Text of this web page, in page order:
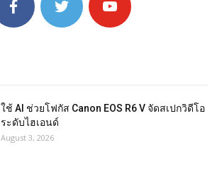
ใช้ AI ช่วยโฟกัส Canon EOS R6 V จัดสเปกวิดีโอ
ระดับไฮเอนด์
August 3, 2026